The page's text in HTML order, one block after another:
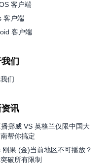
客户端
客户端
客户端
们
们
讯
挪威 VS 英格兰仅限中国大
帮你搞定
果 (金)当前地区不可播放？
破所有限制